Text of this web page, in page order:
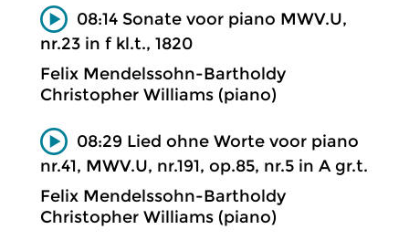
08:14 Sonate voor piano MWV.U,
nr.23 in f kl.t., 1820
Felix Mendelssohn-Bartholdy
Christopher Williams (piano)
08:29 Lied ohne Worte voor piano
nr.41, MWV.U, nr.191, op.85, nr.5 in A gr.t.
Felix Mendelssohn-Bartholdy
Christopher Williams (piano)